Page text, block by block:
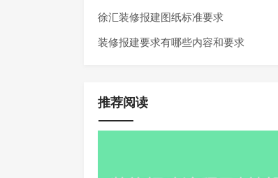
徐汇装修报建图纸标准要求
装修报建要求有哪些内容和要求
推荐阅读